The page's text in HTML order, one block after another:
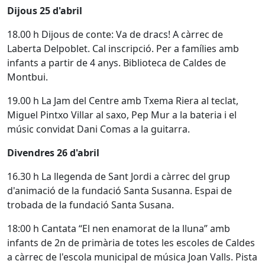
Dijous 25 d'abril
18.00 h Dijous de conte: Va de dracs! A càrrec de
Laberta Delpoblet. Cal inscripció. Per a famílies amb
infants a partir de 4 anys. Biblioteca de Caldes de
Montbui.
19.00 h La Jam del Centre amb Txema Riera al teclat,
Miguel Pintxo Villar al saxo, Pep Mur a la bateria i el
músic convidat Dani Comas a la guitarra.
Divendres 26 d'abril
16.30 h La llegenda de Sant Jordi a càrrec del grup
d'animació de la fundació Santa Susanna. Espai de
trobada de la fundació Santa Susana.
18:00 h Cantata “El nen enamorat de la lluna” amb
infants de 2n de primària de totes les escoles de Caldes
a càrrec de l'escola municipal de música Joan Valls. Pista